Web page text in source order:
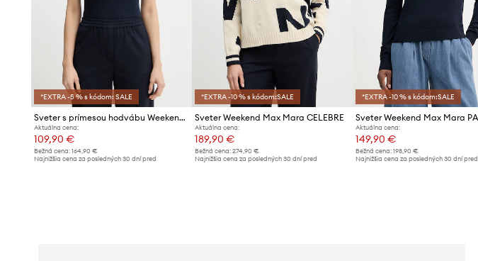
*EXTRA -5 % s kódom: SALE
Sveter s prímesou hodvábu Weekend Max Mara GABARRA
Aktuálna cena:
109,90 €
Bežná cena: 164,90 €
Najnižšia cena za posledných 30 dní pred
*EXTRA -10 % s kódom:SALE
Sveter Weekend Max Mara CELEBRE
Aktuálna cena:
189,90 €
Bežná cena:274,90 €
Najnižšia cena za posledných 30 dní pred
*EXTRA -10 % s kódom:SALE
Aktuálna cena:
149,90 €
Bežná cena: 198,90 €
Najnižšia cena za posledných 30 dní pred